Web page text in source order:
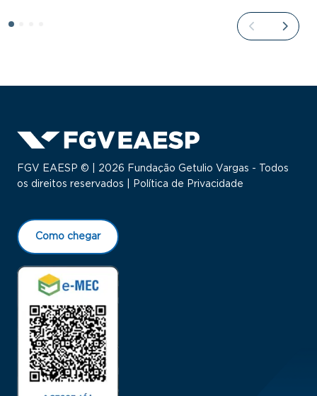
FGV EAESP © | 2026 Fundação Getulio Vargas - Todos
os direitos reservados |
Política de Privacidade
Como chegar